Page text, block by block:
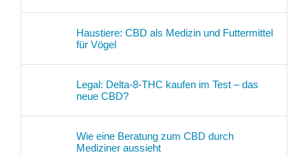
Haustiere: CBD als Medizin und Futtermittel
für Vögel
Legal: Delta-8-THC kaufen im Test – das
neue CBD?
Wie eine Beratung zum CBD durch
Mediziner aussieht